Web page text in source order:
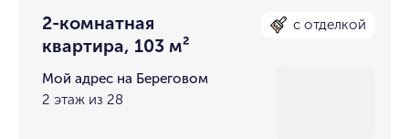
2-комнатная
квартира, 103 м²
с отделкой
Мой адрес на Береговом
2 этаж из 28